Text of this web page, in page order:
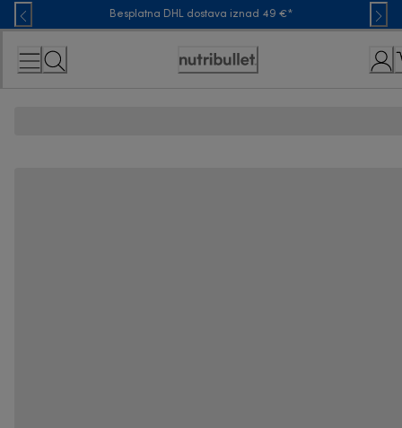
Skip
to
Content
Besplatna DHL dostava iznad 49 €*
Accessibility